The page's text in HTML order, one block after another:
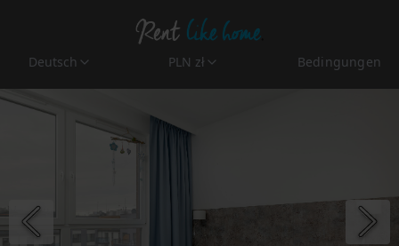
Deutsch PLN zł Bedingungen